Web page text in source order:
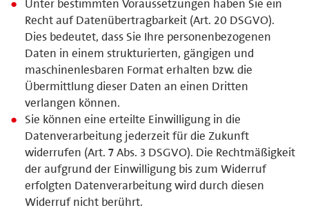
Unter bestimmten Voraussetzungen haben Sie ein
Recht auf Datenübertragbarkeit (Art. 20 DSGVO).
Dies bedeutet, dass Sie Ihre personenbezogenen
Daten in einem strukturierten, gängigen und
maschinenlesbaren Format erhalten bzw. die
Übermittlung dieser Daten an einen Dritten
verlangen können.
Sie können eine erteilte Einwilligung in die
Datenverarbeitung jederzeit für die Zukunft
widerrufen (Art. 7 Abs. 3 DSGVO). Die Rechtmäßigkeit
der aufgrund der Einwilligung bis zum Widerruf
erfolgten Datenverarbeitung wird durch diesen
Widerruf nicht berührt.